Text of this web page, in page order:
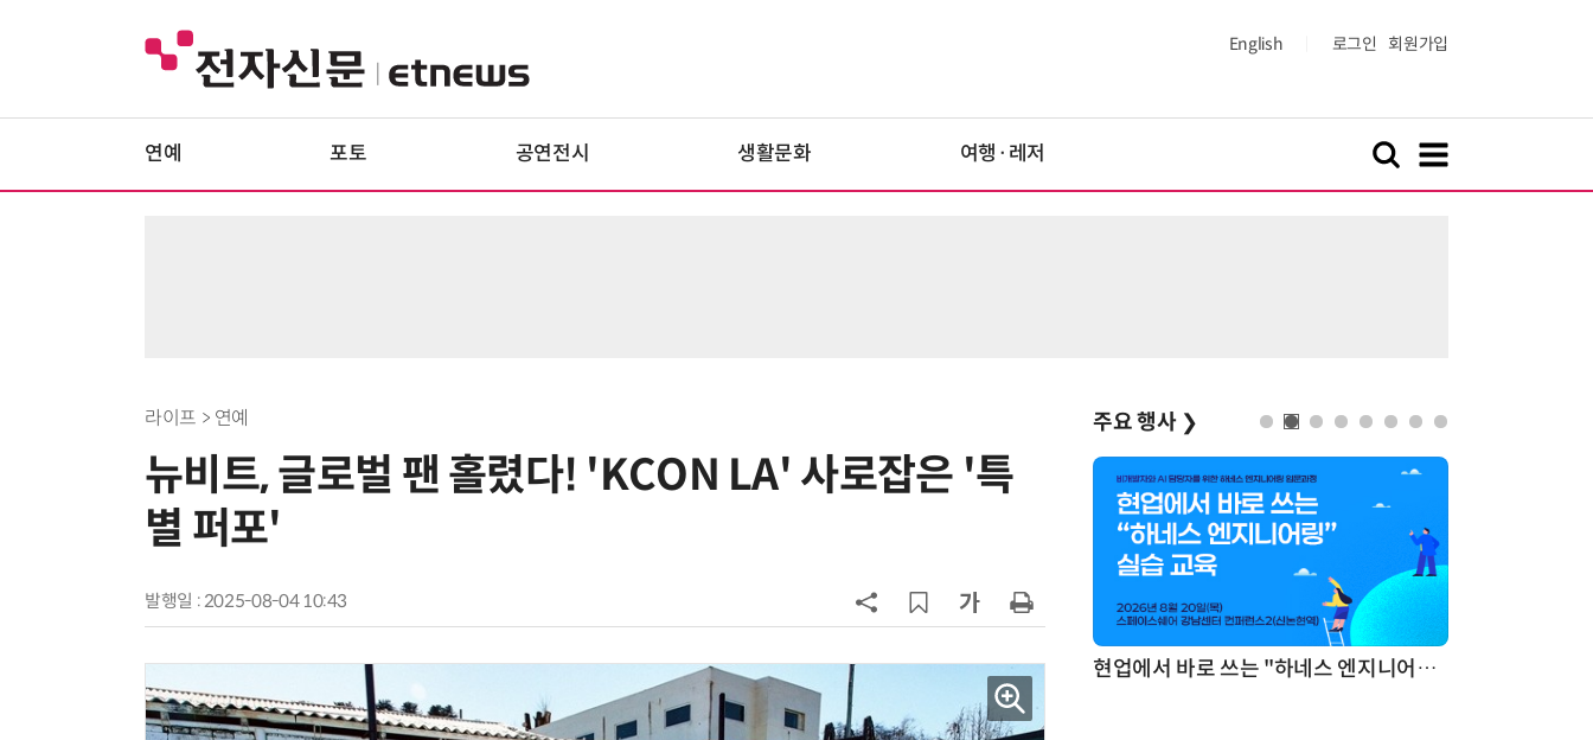
English 로그인 회원가입
연예 포토 공연전시 생활문화 여행·레저
라이프 > 연예
뉴비트, 글로벌 팬 홀렸다! 'KCON LA' 사로잡은 '특
별 퍼포'
발행일 : 2025-08-04 10:43
주요 행사 ❯
양자컴퓨팅 비즈니스·기술 입문 1-Day 워크샵 - 큐비트·양자 알고리듬·Qiskit 실습으로 이해하는 차세대 현업에서 바로 쓰는 "하네스 엔지니어링" 실습 교육